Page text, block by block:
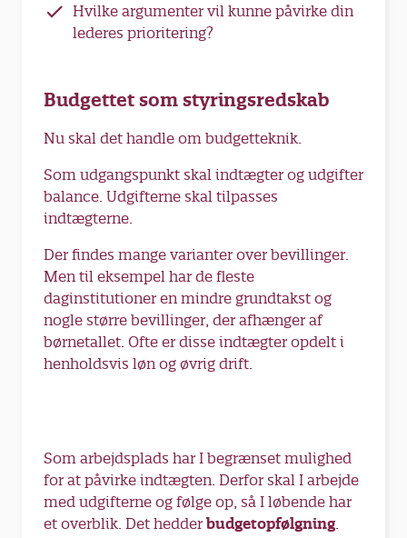
Hvilke argumenter vil kunne påvirke din
lederes prioritering?
Budgettet som styringsredskab
Nu skal det handle om budgetteknik.
Som udgangspunkt skal indtægter og udgifter
balance. Udgifterne skal tilpasses
indtægterne.
Der findes mange varianter over bevillinger.
Men til eksempel har de fleste
daginstitutioner en mindre grundtakst og
nogle større bevillinger, der afhænger af
børnetallet. Ofte er disse indtægter opdelt i
henholdsvis løn og øvrig drift.
Som arbejdsplads har I begrænset mulighed
for at påvirke indtægten. Derfor skal I arbejde
med udgifterne og følge op, så I løbende har
et overblik. Det hedder budgetopfølgning.